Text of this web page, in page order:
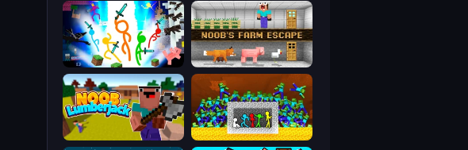
Noob's Farm Escape
Stickman Epic
Stick Fighter vs Zombies
Idle Noob Lumberjack